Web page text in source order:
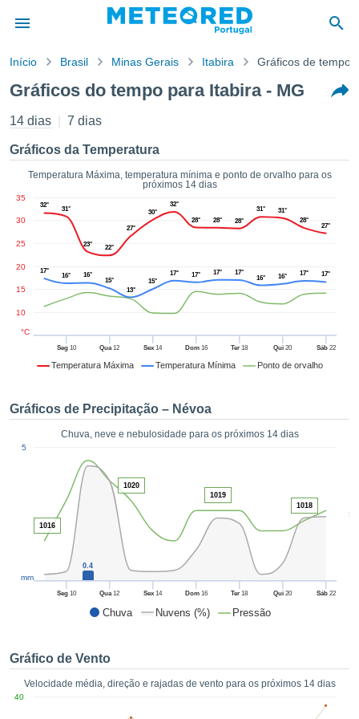
da
foi
por
para
que as
a este
e
digital
custo.
o
no
como
CONFIGURAÇÕES
Início Brasil Minas Gerais Itabira Gráficos de tempo
Gráficos do tempo para Itabira - MG
14 dias 7 dias
Gráficos da Temperatura
Temperatura Máxima, temperatura mínima e ponto de orvalho para os
próximos 14 dias
Temperatura Máxima Temperatura Mínima Ponto de orvalho
Seg10 Qua12 Sex 14 Dom16 Ter 18 Qui 20 Sáb22
10
15
20
25
30
35
°C
32°
31°
23° 22°
27°
30°
32°
28° 28° 28°
31°
31°
28°
27°
17°
16° 16°
15°
13°
15°
17° 17° 17° 17°
16° 16° 17° 17°
Gráficos de Precipitação – Névoa
Chuva, neve e nebulosidade para os próximos 14 dias
Chuva Nuvens (%) Pressão
50
Seg10 Qua12 Sex 14 Dom16 Ter 18 Qui 20 Sáb22
5
mm
0.4
1016
1020
1019
1018
Gráfico de Vento
Velocidade média, direção e rajadas de vento para os próximos 14 dias
40